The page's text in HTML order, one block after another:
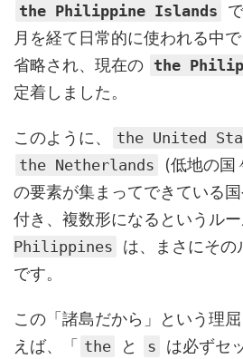
the Philippine Islands
月を経て日常的に使われる中で
省略され、現在の the
定着しました。
このように、 the United
the Netherlands
(低地の国
の要素が集まってできている
付き、複数形になるというルー
Philippines
は、まさにその
です。
この「諸島だから」という理
えば、「
the と s
は必ずセ